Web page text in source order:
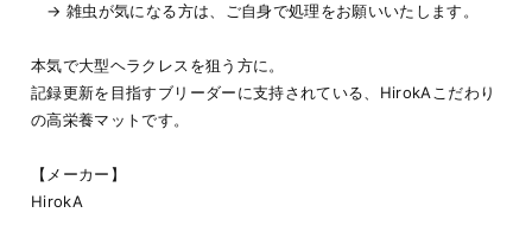
→ 雑虫が気になる方は、ご自身で処理をお願いいたします。
本気で大型ヘラクレスを狙う方に。
記録更新を目指すブリーダーに支持されている、HirokAこだわり
の高栄養マットです。
【メーカー】
HirokA